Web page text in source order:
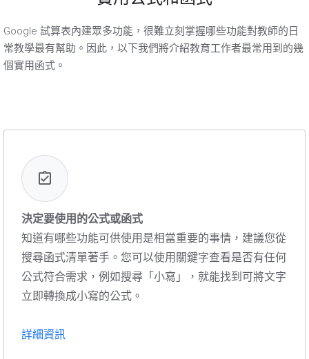
Google 試算表內建眾多功能，很難立刻掌握哪些功能對教師的日
常教學最有幫助。因此，以下我們將介紹教育工作者最常用到的幾
個實用函式。
決定要使用的公式或函式
知道有哪些功能可供使用是相當重要的事情，建議您從
搜尋函式清單著手。您可以使用關鍵字查看是否有任何
公式符合需求，例如搜尋「小寫」，就能找到可將文字
立即轉換成小寫的公式。
詳細資訊